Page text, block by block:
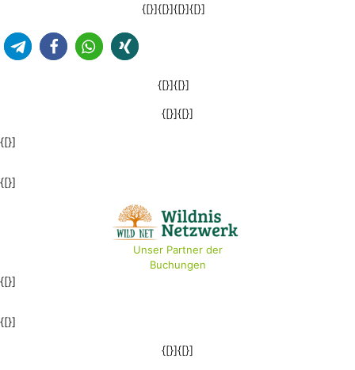
{[}]{[}]{[}]{[}]
{[}]{[}]
{[}]{[}]
{[}]
{[}]
Unser Partner der
Buchungen
{[}]
{[}]
{[}]{[}]